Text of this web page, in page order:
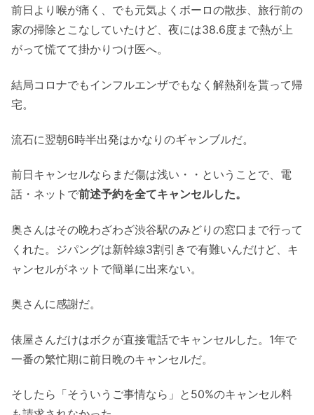
前日より喉が痛く、でも元気よくボーロの散歩、旅行前の
家の掃除とこなしていたけど、夜には38.6度まで熱が上
がって慌てて掛かりつけ医へ。
結局コロナでもインフルエンザでもなく解熱剤を貰って帰
宅。
流石に翌朝6時半出発はかなりのギャンブルだ。
前日キャンセルならまだ傷は浅い・・ということで、電
話・ネットで前述予約を全てキャンセルした。
奥さんはその晩わざわざ渋谷駅のみどりの窓口まで行って
くれた。ジパングは新幹線3割引きで有難いんだけど、キ
ャンセルがネットで簡単に出来ない。
奥さんに感謝だ。
俵屋さんだけはボクが直接電話でキャンセルした。1年で
一番の繁忙期に前日晩のキャンセルだ。
そしたら「そういうご事情なら」と50%のキャンセル料